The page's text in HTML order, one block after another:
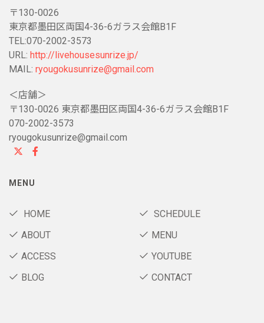
〒130-0026
東京都墨田区両国4-36-6ガラス会館B1F
TEL:070-2002-3573
URL: http://livehousesunrize.jp/
MAIL: ryougokusunrize@gmail.com
＜店舗＞
〒130-0026 東京都墨田区両国4-36-6ガラス会館B1F
070-2002-3573
ryougokusunrize@gmail.com
MENU
HOME
SCHEDULE
ABOUT
MENU
ACCESS
YOUTUBE
BLOG
CONTACT